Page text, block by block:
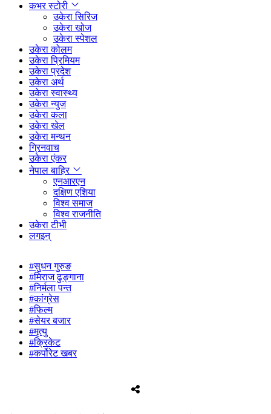
कभर स्टोरी
उकेरा सिरिज
उकेरा खोज
उकेरा स्पेशल
उकेरा कोलम
उकेरा प्रिमियम
उकेरा प्रदेश
उकेरा अर्थ
उकेरा स्वास्थ्य
उकेरा न्युज
उकेरा कला
उकेरा खेल
उकेरा मन्थन
ग्रिनवाच
उकेरा एंकर
नेपाल बाहिर
एनआरएन
दक्षिण एशिया
विश्व समाज
विश्व राजनीति
उकेरा टीभी
लगइन्
#सुधन गुरुङ
#मिराज ढुङ्गाना
#निर्मला पन्त
#कांग्रेस
#फिल्म
#सेयर बजार
#मृत्यु
#क्रिकेट
#कर्पोरेट खबर